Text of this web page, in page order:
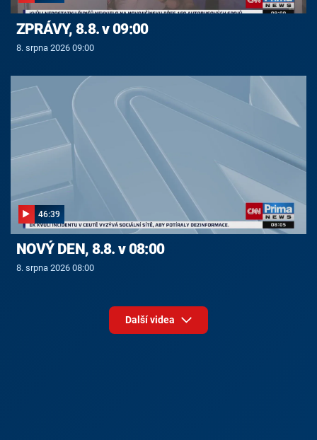
ZPRÁVY, 8.8. v 09:00
8. srpna 2026 09:00
46:39
NOVÝ DEN, 8.8. v 08:00
8. srpna 2026 08:00
Další videa